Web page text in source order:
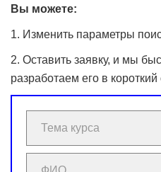
Вы можете:
1. Изменить параметры
2. Оставить заявку, и мы
разработаем его в короткий